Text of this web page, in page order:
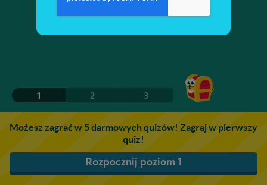
1 2 3
Możesz zagrać w 5 darmowych quizów! Zagraj w pierwszy
quiz!
Rozpocznij poziom 1